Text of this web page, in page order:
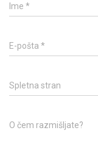
Ime *
E-pošta *
Spletna stran
O čem razmišljate?